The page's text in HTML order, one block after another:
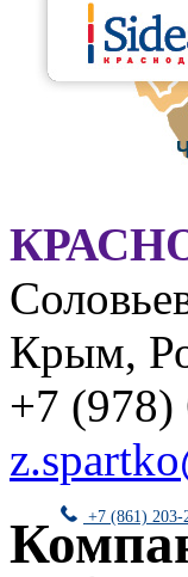
Крым,
+7 (978)
+7 (861) 203-